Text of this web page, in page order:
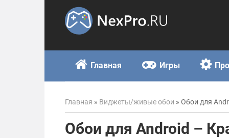
Главная Игры
Главная » Виджеты/живые обои » Обои для
Обои для Android –